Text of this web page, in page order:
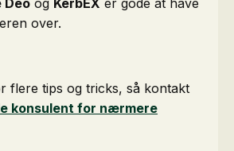
over.
flere tips og tricks, så kontakt
konsulent for nærmere